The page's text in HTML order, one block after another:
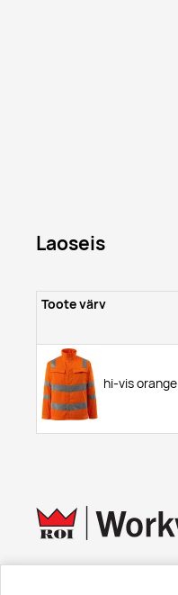
Laoseis
Toote värv
hi-vis orange